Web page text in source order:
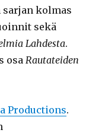
sarjan kolmas
sekä
Lahdesta.
osa Rautateiden
Productions.